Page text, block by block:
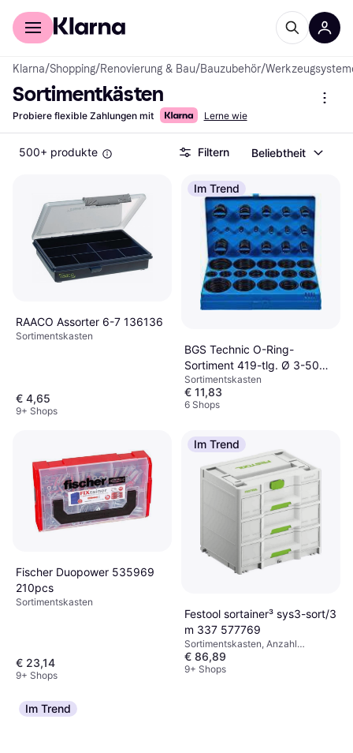
Für Shopper
Klarna/Shopping/Renovierung & Bau/Bauzubehör/
Sortimentkästen
Probiere flexible Zahlungen mit Lerne wie
500+ produkte Filtern Beliebtheit
RAACO Assorter 6-7 136136
Sortimentskasten
€ 4,65
9+ Shops
Im Trend
BGS Technic O-Ring-
Sortiment 419-tlg. Ø 3-50
mm
Sortimentskasten
€ 11,83
6 Shops
Fischer Duopower 535969
210pcs
Sortimentskasten
€ 23,14
9+ Shops
Im Trend
Festool sortainer³ sys3-sort/3
m 337 577769
Sortimentskasten, Anzahl
Schubladen: 3
€ 86,89
9+ Shops
Im Trend